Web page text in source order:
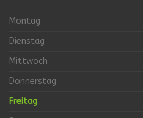
Montag
Dienstag
Mittwoch
Donnerstag
Freitag